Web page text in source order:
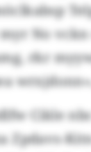
No
rkr
Cikle
Zpdavs-